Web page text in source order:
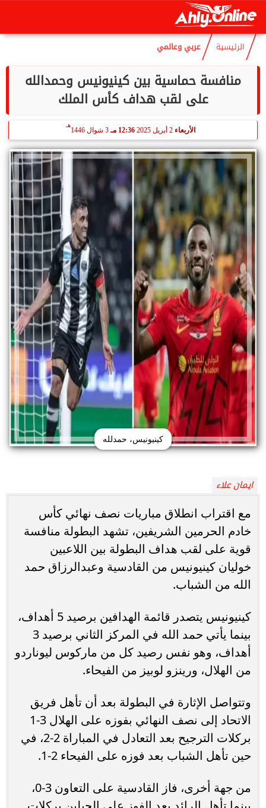
السبت
الرئيسية عربي وعالمي
منافسة حماسية بين كينيونيس وحمدالله
على لقب هداف كأس الملك
الأربعاء 12:36 مـ 3 شوال 1446
هـ
كينيونيس، حمدلله
ايمان علاء
مع اقتراب انطلاق مباريات نصف نهائي كأس
خادم الحرمين الشريفين، تشهد البطولة منافسة
قوية على لقب هداف البطولة بين اللاعبين
خوليان كينيونيس من القادسية وعبدالرزاق حمد
الله من الشباب.
كينيونيس يتصدر قائمة الهدافين برصيد 5 أهداف،
بينما يأتي حمد الله في المركز الثاني برصيد 3
أهداف، وهو نفس رصيد كل من ماركوس ليوناردو
من الهلال، ورينزو لوبيز من الفيحاء.
وتتواصل الإثارة في البطولة بعد أن تأهل فريق
الاتحاد إلى نصف النهائي بفوزه على الهلال 3-1
بركلات الترجيح بعد التعادل في المباراة 2-2، في
حين تأهل الشباب بعد فوزه على الفيحاء 2-1.
من جهة أخرى، فاز القادسية على التعاون 3-0،